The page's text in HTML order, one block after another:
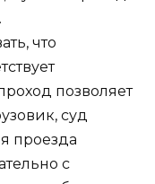
что
позволяет
суд
проезда
с